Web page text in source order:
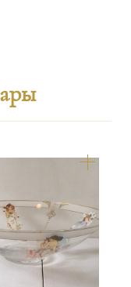
средства.
покупателей.
доставка была
результативна и
или электронного